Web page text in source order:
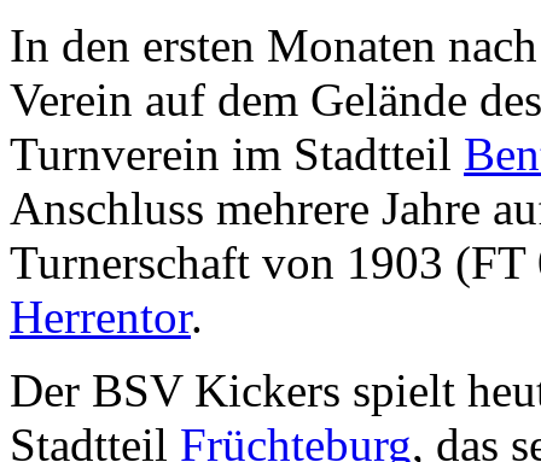
In den ersten Monaten
Verein auf dem Gelände
Turnverein im Stadtteil
Anschluss mehrere Jahre
Turnerschaft von 1903
Herrentor.
Der BSV Kickers spielt
Stadtteil Früchteburg, das